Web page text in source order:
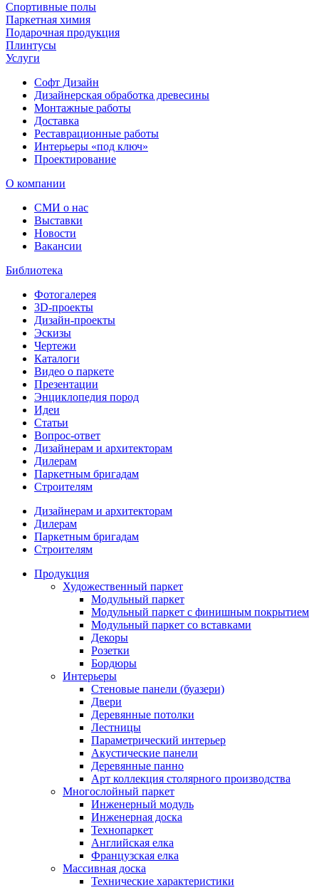
Спортивные полы
Паркетная химия
Подарочная продукция
Плинтусы
Услуги
Софт Дизайн
Дизайнерская обработка древесины
Монтажные работы
Доставка
Реставрационные работы
Интерьеры «под ключ»
Проектирование
О компании
СМИ о нас
Выставки
Новости
Вакансии
Библиотека
Фотогалерея
3D-проекты
Дизайн-проекты
Эскизы
Чертежи
Каталоги
Видео о паркете
Презентации
Энциклопедия пород
Идеи
Статьи
Вопрос-ответ
Дизайнерам и архитекторам
Дилерам
Паркетным бригадам
Строителям
Дизайнерам и архитекторам
Дилерам
Паркетным бригадам
Строителям
Продукция
Художественный паркет
Модульный паркет
Модульный паркет с финишным покрытием
Модульный паркет со вставками
Декоры
Розетки
Бордюры
Интерьеры
Стеновые панели (буазери)
Двери
Деревянные потолки
Лестницы
Параметрический интерьер
Акустические панели
Деревянные панно
Арт коллекция столярного производства
Многослойный паркет
Инженерный модуль
Инженерная доска
Технопаркет
Английская елка
Французская елка
Массивная доска
Технические характеристики